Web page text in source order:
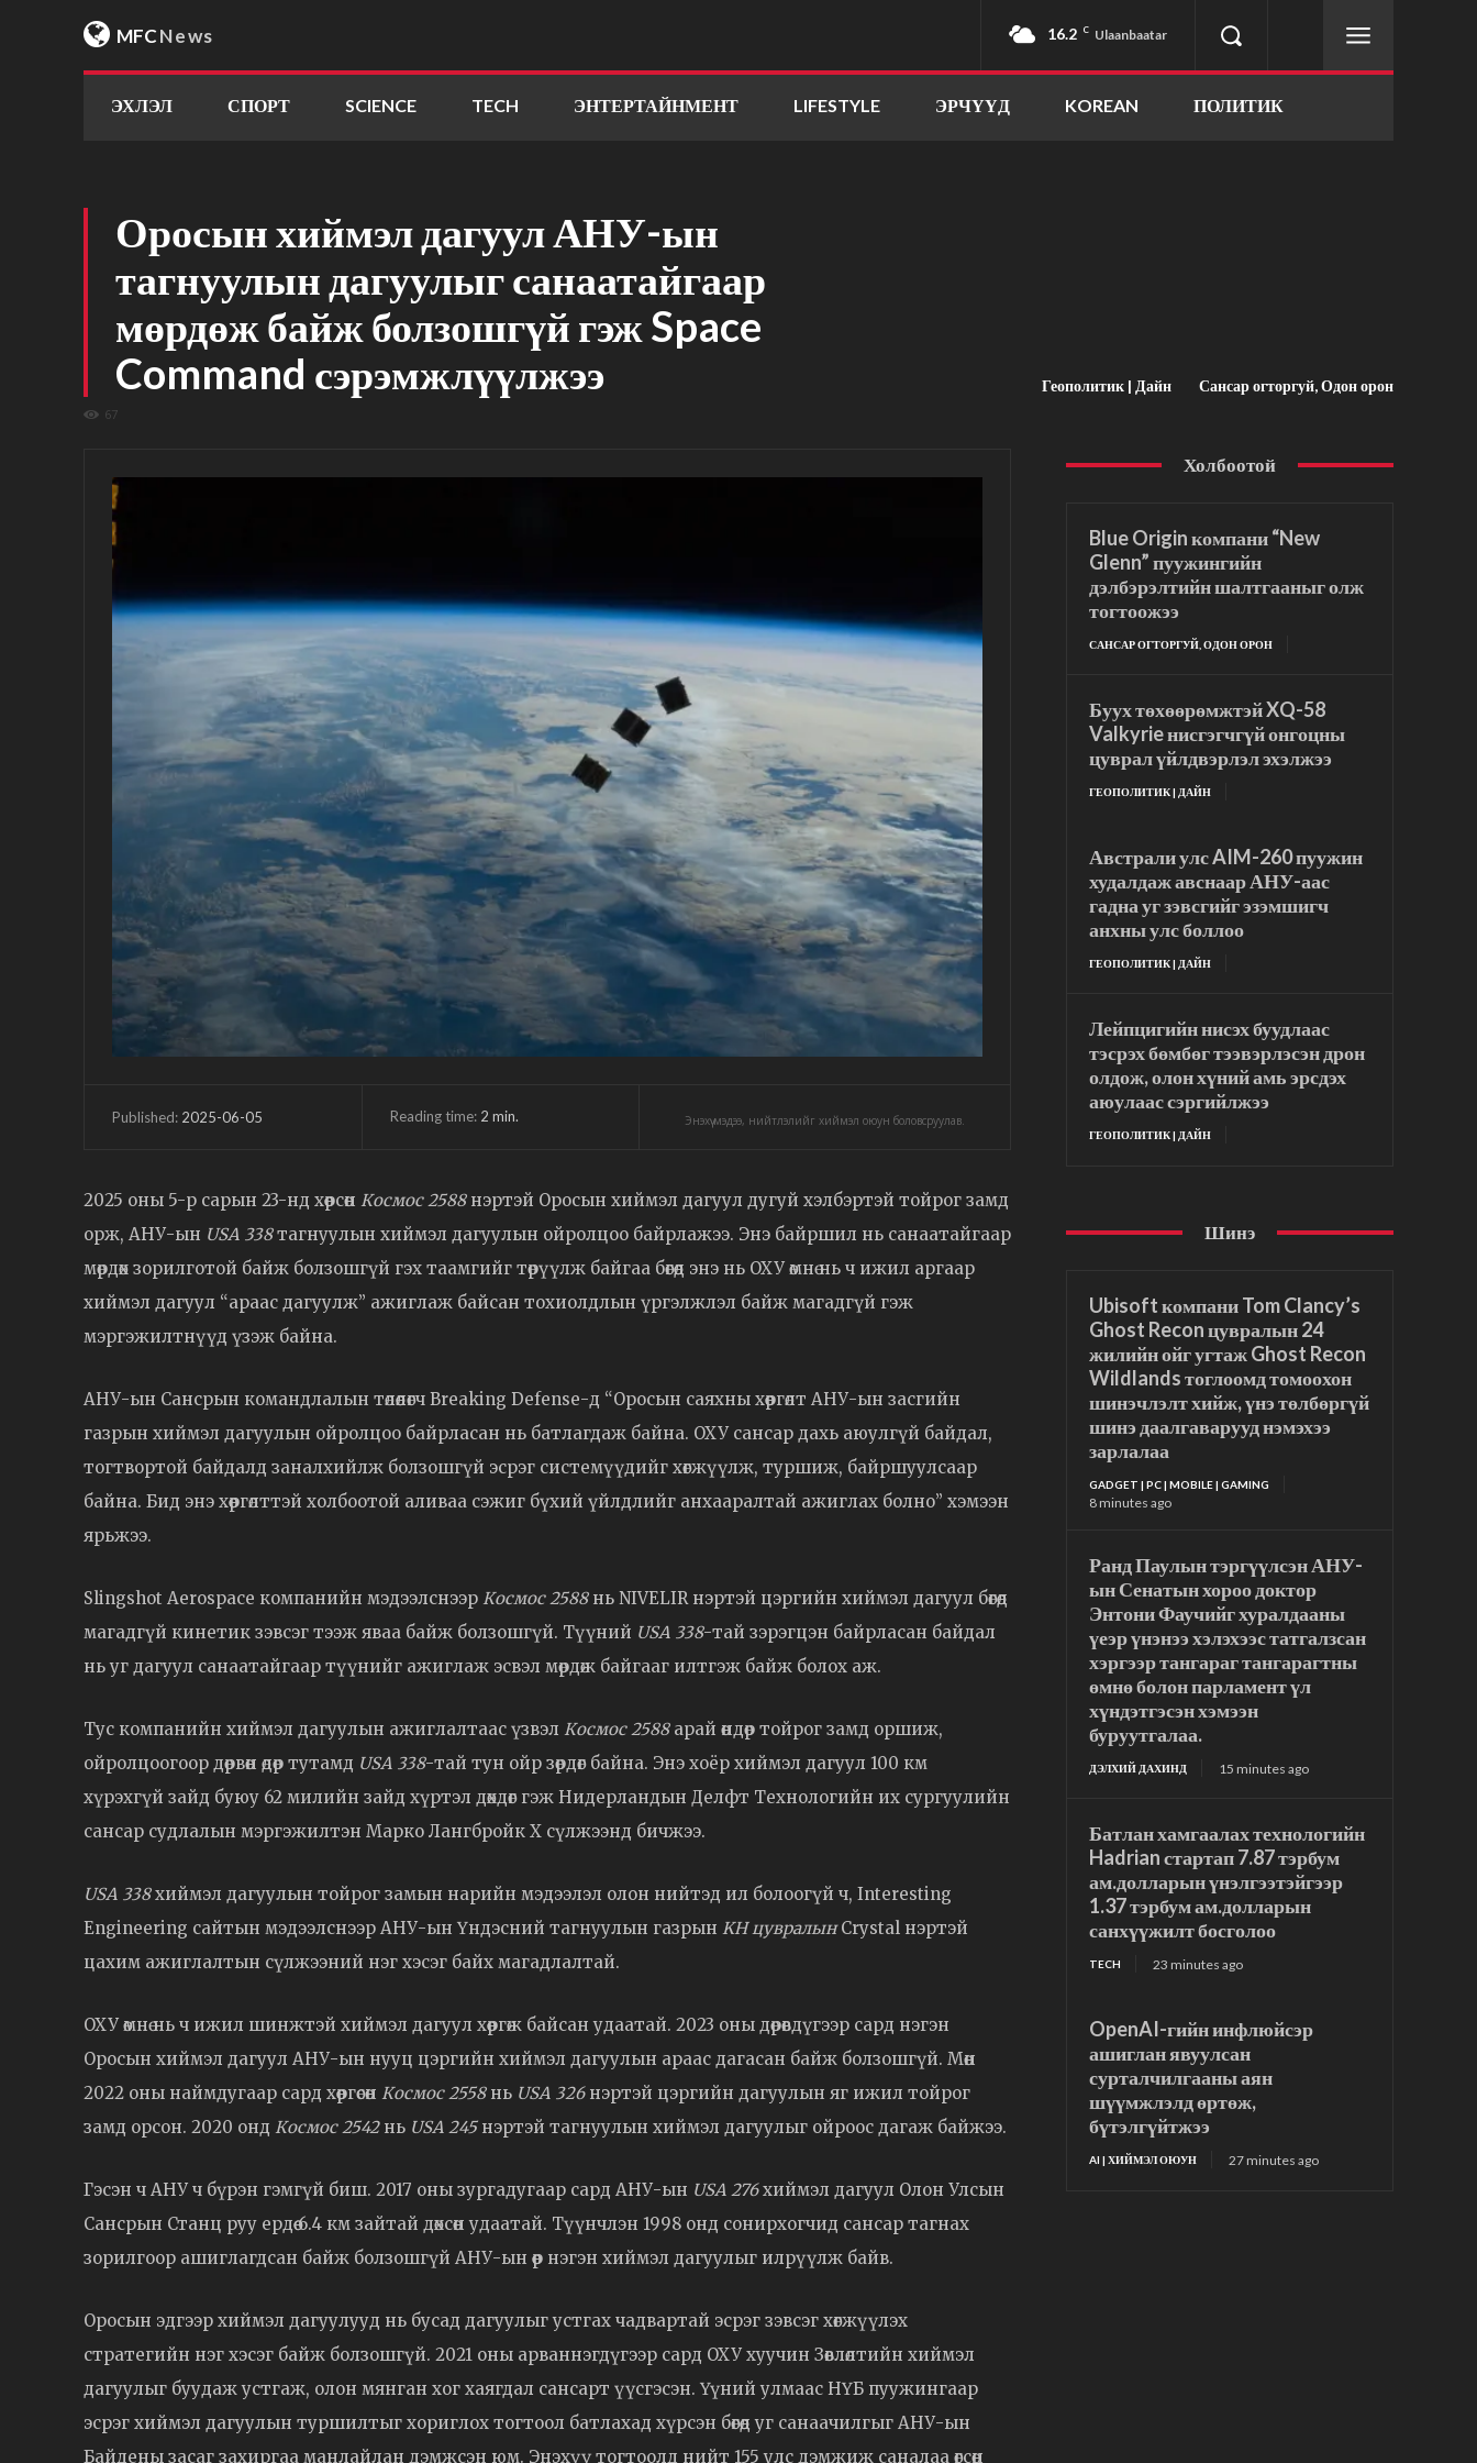
MFCNews 16.2 C Ulaanbaatar
ЭХЛЭЛ СПОРТ SCIENCE TECH ЭНТЕРТАЙНМЕНТ LIFESTYLE ЭРЧҮҮД KOREAN ПОЛИТИК
Оросын хиймэл дагуул АНУ-ын
тагнуулын дагуулыг санаатайгаар
мөрдөж байж болзошгүй гэж Space
Command сэрэмжлүүлжээ
67
Геополитик | Дайн Сансар огторгуй, Одон орон
Published: 2025-06-05 Reading time: 2 min. Энэхүү мэдээ, нийтлэлийг хиймэл оюун боловсруулав.
2025 оны 5-р сарын 23-нд хөөрсөн Космос 2588нэртэй Оросын хиймэл дагуул дугуй хэлбэртэй тойрог замд
орж, АНУ-ын USA 338тагнуулын хиймэл дагуулын ойролцоо байрлажээ. Энэ байршил нь санаатайгаар
мөрдөх зорилготой байж болзошгүй гэх таамгийг төрүүлж байгаа бөгөөд энэ нь ОХУ өмнө нь ч ижил аргаар
хиймэл дагуул “араас дагуулж” ажиглаж байсан тохиолдлын үргэлжлэл байж магадгүй гэж
мэргэжилтнүүд үзэж байна.
АНУ-ын Сансрын командлалын төлөөлөгч Breaking Defense-д “Оросын саяхны хөөргөлт АНУ-ын засгийн
газрын хиймэл дагуулын ойролцоо байрласан нь батлагдаж байна. ОХУ сансар дахь аюулгүй байдал,
тогтвортой байдалд заналхийлж болзошгүй эсрэг системүүдийг хөгжүүлж, туршиж, байршуулсаар
байна. Бид энэ хөөргөлттэй холбоотой аливаа сэжиг бүхий үйлдлийг анхааралтай ажиглах болно” хэмээн
ярьжээ.
Slingshot Aerospace компанийн мэдээлснээр Космос 2588нь NIVELIR нэртэй цэргийн хиймэл дагуул бөгөөд
магадгүй кинетик зэвсэг тээж яваа байж болзошгүй. Түүний USA 338-тай зэрэгцэн байрласан байдал
нь уг дагуул санаатайгаар түүнийг ажиглаж эсвэл мөрдөж байгааг илтгэж байж болох аж.
Тус компанийн хиймэл дагуулын ажиглалтаас үзвэл Космос 2588арай өндөр тойрог замд оршиж,
ойролцоогоор дөрвөн өдөр тутамд USA 338-тай тун ойр зөрдөг байна. Энэ хоёр хиймэл дагуул 100 км
хүрэхгүй зайд буюу 62 милийн зайд хүртэл дөхдөг гэж Нидерландын Делфт Технологийн их сургуулийн
сансар судлалын мэргэжилтэн Марко Лангбройк X сүлжээнд бичжээ.
USA 338хиймэл дагуулын тойрог замын нарийн мэдээлэл олон нийтэд ил болоогүй ч, Interesting
Engineering сайтын мэдээлснээр АНУ-ын Үндэсний тагнуулын газрын KH цувралынCrystal нэртэй
цахим ажиглалтын сүлжээний нэг хэсэг байх магадлалтай.
ОХУ өмнө нь ч ижил шинжтэй хиймэл дагуул хөөргөж байсан удаатай. 2023 оны дөрөвдүгээр сард нэгэн
Оросын хиймэл дагуул АНУ-ын нууц цэргийн хиймэл дагуулын араас дагасан байж болзошгүй. Мөн
2022 оны наймдугаар сард хөөргөсөн Космос 2558нь USA 326нэртэй цэргийн дагуулын яг ижил тойрог
замд орсон. 2020 онд Космос 2542нь USA 245нэртэй тагнуулын хиймэл дагуулыг ойроос дагаж байжээ.
Гэсэн ч АНУ ч бүрэн гэмгүй биш. 2017 оны зургадугаар сард АНУ-ын USA 276хиймэл дагуул Олон Улсын
Сансрын Станц руу ердөө 6.4 км зайтай дөхсөн удаатай. Түүнчлэн 1998 онд сонирхогчид сансар тагнах
зорилгоор ашиглагдсан байж болзошгүй АНУ-ын өөр нэгэн хиймэл дагуулыг илрүүлж байв.
Оросын эдгээр хиймэл дагуулууд нь бусад дагуулыг устгах чадвартай эсрэг зэвсэг хөгжүүлэх
стратегийн нэг хэсэг байж болзошгүй. 2021 оны арваннэгдүгээр сард ОХУ хуучин Зөвлөлтийн хиймэл
дагуулыг буудаж устгаж, олон мянган хог хаягдал сансарт үүсгэсэн. Үүний улмаас НҮБ пуужингаар
эсрэг хиймэл дагуулын туршилтыг хориглох тогтоол батлахад хүрсэн бөгөөд уг санаачилгыг АНУ-ын
Байдены засаг захиргаа манлайлан дэмжсэн юм. Энэхүү тогтоолд нийт 155 улс дэмжиж саналаа өгсөн
Холбоотой
Blue Origin компани “New
Glenn” пуужингийн
дэлбэрэлтийн шалтгааныг олж
тогтоожээ
САНСАР ОГТОРГУЙ, ОДОН ОРОН
Буух төхөөрөмжтэй XQ-58
Valkyrie нисгэгчгүй онгоцны
цуврал үйлдвэрлэл эхэлжээ
ГЕОПОЛИТИК | ДАЙН
Австрали улс AIM-260 пуужин
худалдаж авснаар АНУ-аас
гадна уг зэвсгийг эзэмшигч
анхны улс боллоо
ГЕОПОЛИТИК | ДАЙН
Лейпцигийн нисэх буудлаас
тэсрэх бөмбөг тээвэрлэсэн дрон
олдож, олон хүний амь эрсдэх
аюулаас сэргийлжээ
ГЕОПОЛИТИК | ДАЙН
Шинэ
Ubisoft компани Tom Clancy’s
Ghost Recon цувралын 24
жилийн ойг угтаж Ghost Recon
Wildlands тоглоомд томоохон
шинэчлэлт хийж, үнэ төлбөргүй
шинэ даалгаварууд нэмэхээ
зарлалаа
GADGET | PC | MOBILE | GAMING
8 minutes ago
Ранд Паулын тэргүүлсэн АНУ-
ын Сенатын хороо доктор
Энтони Фаучийг хуралдааны
үеэр үнэнээ хэлэхээс татгалзсан
хэргээр тангараг тангарагтны
өмнө болон парламент үл
хүндэтгэсэн хэмээн
буруутгалаа.
ДЭЛХИЙ ДАХИНД 15 minutes ago
Батлан хамгаалах технологийн
Hadrian стартап 7.87 тэрбум
ам.долларын үнэлгээтэйгээр
1.37 тэрбум ам.долларын
санхүүжилт босголоо
TECH 23 minutes ago
OpenAI-гийн инфлюйсэр
ашиглан явуулсан
сурталчилгааны аян
шүүмжлэлд өртөж,
бүтэлгүйтжээ
AI | ХИЙМЭЛ ОЮУН 27 minutes ago